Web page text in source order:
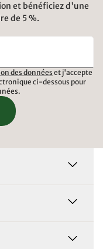
et bénéficiez d'une
de 5 %.
des donnéeset j'accepte
ci-dessous pour